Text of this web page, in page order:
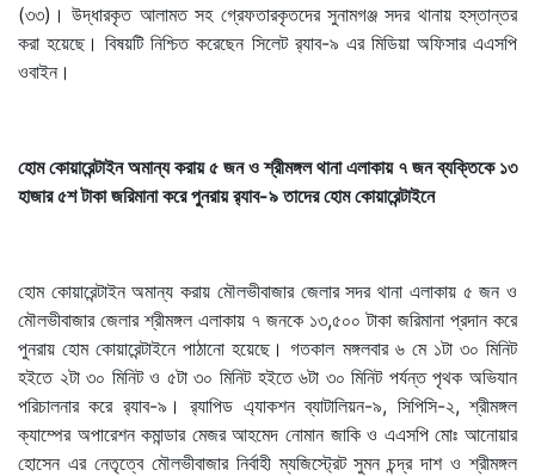
(৩৩)। উদ্ধারকৃত আলামত সহ গ্রেফতারকৃতদের সুনামগঞ্জ সদর থানায় হস্তান্তর
করা হয়েছে। বিষয়টি নিশ্চিত করেছেন সিলেট র‌্যাব-৯ এর মিডিয়া অফিসার এএসপি
ওবাইন।
হোম কোয়ারেন্টাইন অমান্য করায় ৫ জন ও শ্রীমঙ্গল থানা এলাকায় ৭ জন ব্যক্তিকে ১৩
হাজার ৫শ টাকা জরিমানা করে পুনরায় র‌্যাব-৯ তাদের হোম কোয়ারেন্টাইনে
হোম কোয়ারেন্টাইন অমান্য করায় মৌলভীবাজার জেলার সদর থানা এলাকায় ৫ জন ও
মৌলভীবাজার জেলার শ্রীমঙ্গল এলাকায় ৭ জনকে ১৩,৫০০ টাকা জরিমানা প্রদান করে
পুনরায় হোম কোয়ারেন্টাইনে পাঠানো হয়েছে। গতকাল মঙ্গলবার ৬ মে ১টা ৩০ মিনিট
হইতে ২টা ৩০ মিনিট ও ৫টা ৩০ মিনিট হইতে ৬টা ৩০ মিনিট পর্যন্ত পৃথক অভিযান
পরিচালনার করে র‌্যাব-৯। র‌্যাপিড এ্যাকশন ব্যাটালিয়ন-৯, সিপিসি-২, শ্রীমঙ্গল
ক্যাম্পের অপারেশন কমান্ডার মেজর আহমেদ নোমান জাকি ও এএসপি মোঃ আনোয়ার
হোসেন এর নেতৃত্বে মৌলভীবাজার নির্বাহী ম্যজিস্ট্রেট সুমন চন্দ্র দাশ ও শ্রীমঙ্গল